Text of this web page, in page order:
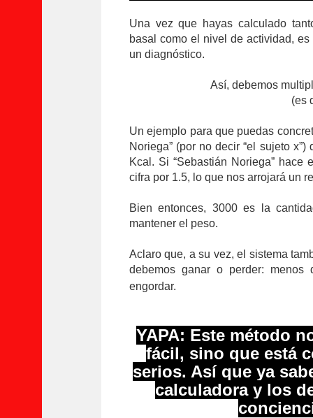
Una vez que hayas calculado
basal como el nivel de actividad, es
un diagnóstico.
Así, debemos
(es
Un ejemplo para que puedas
Noriega” (por no decir “el sujeto
Kcal. Si “Sebastián Noriega”
cifra por 1.5, lo que nos arrojará un
Bien entonces, 3000 es la
mantener el peso.
Aclaro que, a su vez, el sistema
debemos ganar o perder:
engordar.
YAPA: Este método
fácil, sino que está
serios. Así que ya
calculadora y los